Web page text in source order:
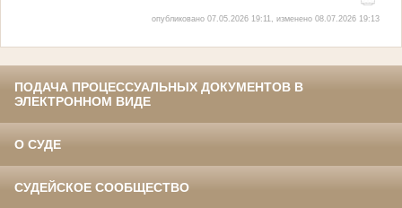
опубликовано 07.05.2026 19:11, изменено 08.07.2026 19:13
ПОДАЧА ПРОЦЕССУАЛЬНЫХ ДОКУМЕНТОВ В
ЭЛЕКТРОННОМ ВИДЕ
О СУДЕ
СУДЕЙСКОЕ СООБЩЕСТВО